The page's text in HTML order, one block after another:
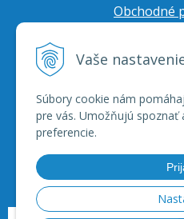
Vaše
Súbory cookie nám
pre vás. Umožňujú spoznať
preferencie.
Obchodné
Prepravné